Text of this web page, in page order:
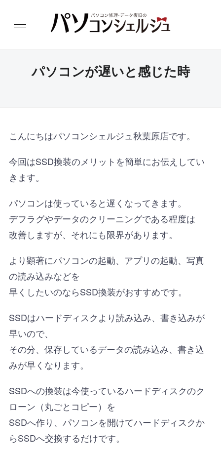
パソコンが遅いと感じた時
こんにちはパソコンシェルジュ秋葉原店です。
今回はSSD換装のメリットを簡単にお伝えしてい
きます。
パソコンは使っていると遅くなってきます。
デフラグやデータのクリーニングである程度は
改善しますが、それにも限界があります。
より顕著にパソコンの起動、アプリの起動、写真
の読み込みなどを
早くしたいのならSSD換装がおすすめです。
SSDはハードディスクより読み込み、書き込みが
早いので、
その分、保存しているデータの読み込み、書き込
みが早くなります。
SSDへの換装は今使っているハードディスクのク
ローン（丸ごとコピー）を
SSDへ作り、パソコンを開けてハードディスクか
らSSDへ交換するだけです。